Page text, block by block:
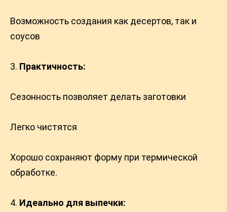
Возможность создания как десертов, так и
соусов
Практичность:
Сезонность позволяет делать заготовки
Легко чистятся
Хорошо сохраняют форму при термической
обработке.
Идеально для выпечки: